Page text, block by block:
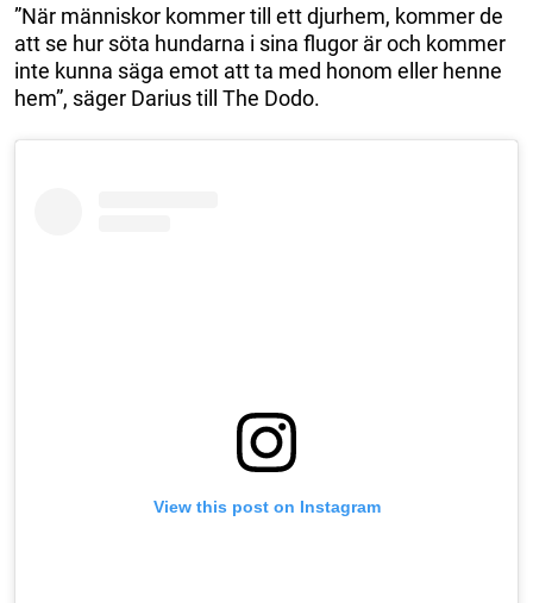
”När människor kommer till ett djurhem, kommer de
att se hur söta hundarna i sina flugor är och kommer
inte kunna säga emot att ta med honom eller henne
hem”, säger Darius till The Dodo.
View this post on Instagram